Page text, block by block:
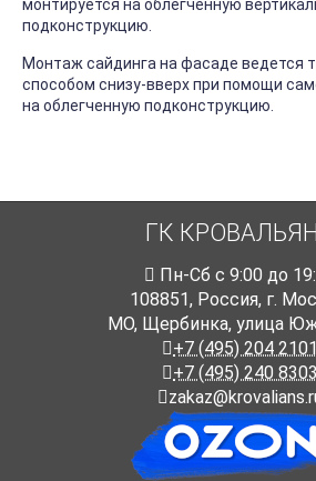
монтируется на облегченную
подконструкцию.
Монтаж сайдинга на фасаде ведется
способом снизу-вверх при помощи
на облегченную подконструкцию.
ГК
Пн-Cб с 9:00 до
108851, Россия, г.
МО, Щербинка, улица
+7 (495) 204 2101
+7 (495) 240 8303